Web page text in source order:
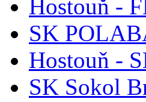
Hostouň -
SK
Hostouň -
SK Sokol